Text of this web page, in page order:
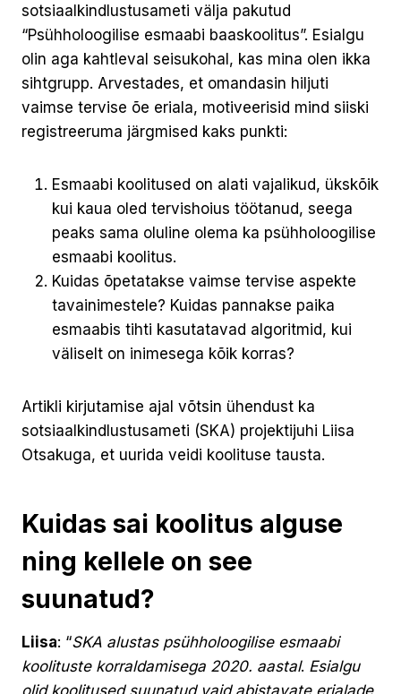
sotsiaalkindlustusameti välja pakutud
“Psühholoogilise esmaabi baaskoolitus”. Esialgu
olin aga kahtleval seisukohal, kas mina olen ikka
sihtgrupp. Arvestades, et omandasin hiljuti
vaimse tervise õe eriala, motiveerisid mind siiski
registreeruma järgmised kaks punkti:
Esmaabi koolitused on alati vajalikud, ükskõik
kui kaua oled tervishoius töötanud, seega
peaks sama oluline olema ka psühholoogilise
esmaabi koolitus.
Kuidas õpetatakse vaimse tervise aspekte
tavainimestele? Kuidas pannakse paika
esmaabis tihti kasutatavad algoritmid, kui
väliselt on inimesega kõik korras?
Artikli kirjutamise ajal võtsin ühendust ka
sotsiaalkindlustusameti (SKA) projektijuhi Liisa
Otsakuga, et uurida veidi koolituse tausta.
Kuidas sai koolitus alguse
ning kellele on see
suunatud?
Liisa: “SKA alustas psühholoogilise esmaabi
koolituste korraldamisega 2020. aastal. Esialgu
olid koolitused suunatud vaid abistavate erialade